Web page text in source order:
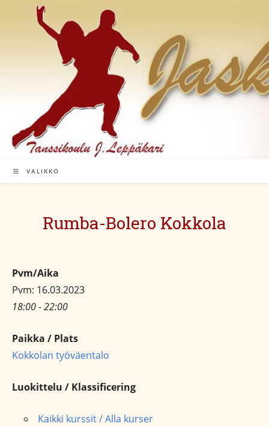
VALIKKO
Rumba-Bolero Kokkola
Pvm/Aika
Pvm: 16.03.2023
18:00 - 22:00
Paikka / Plats
Kokkolan työväentalo
Luokittelu / Klassificering
Kaikki kurssit / Alla kurser